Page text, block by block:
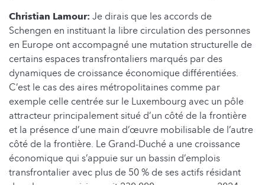
Christian Lamour: Je dirais que les accords de
Schengen en instituant la libre circulation des personnes
en Europe ont accompagné une mutation structurelle de
certains espaces transfrontaliers marqués par des
dynamiques de croissance économique différentiées.
C’est le cas des aires métropolitaines comme par
exemple celle centrée sur le Luxembourg avec un pôle
attracteur principalement situé d’un côté de la frontière
et la présence d’une main d’œuvre mobilisable de l’autre
côté de la frontière. Le Grand-Duché a une croissance
économique qui s’appuie sur un bassin d’emplois
transfrontalier avec plus de 50 % de ses actifs résidant